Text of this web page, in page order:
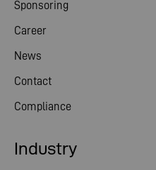
Sponsoring
Career
News
Contact
Compliance
Industry